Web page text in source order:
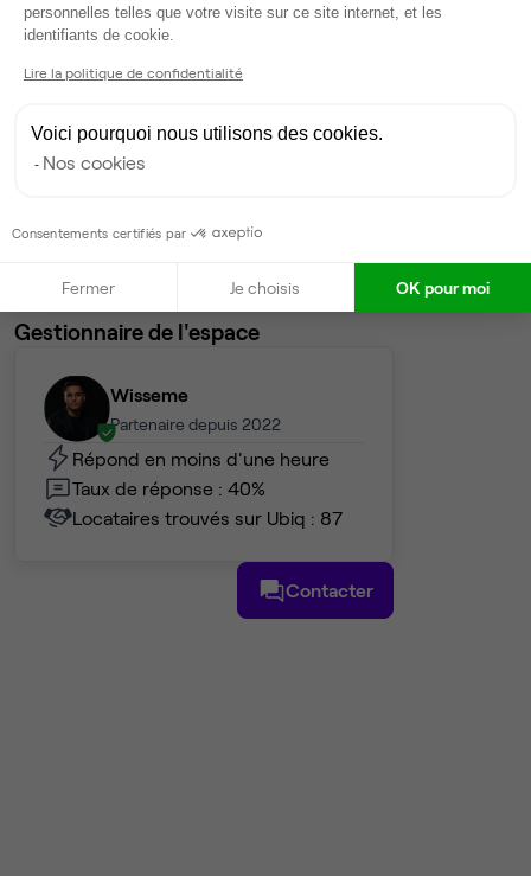
Dispo
Bureau privé
20postes • 80 m²
Gestionnaire de l'espace
Wisseme
Partenaire depuis 2022
Répond en moins d'une heure
Taux de réponse : 40%
Locataires trouvés sur Ubiq : 87
Contacter
personnelles telles que votre visite sur ce site internet, et les
identifiants de cookie.
Lire la politique de confidentialité
Voici pourquoi nous utilisons des cookies.
Nos cookies
Consentements certifiés par
Fermer Je choisis OK pour moi